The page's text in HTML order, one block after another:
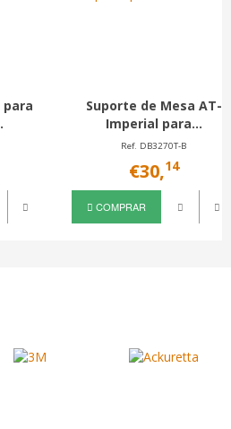
Suporte de Mesa para 2
Ecrãs...
Ref. DB5132TNR-B
€77,49
COMPRAR